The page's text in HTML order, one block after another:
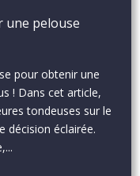
une pelouse
pour obtenir une
! Dans cet article,
tondeuses sur le
décision éclairée.